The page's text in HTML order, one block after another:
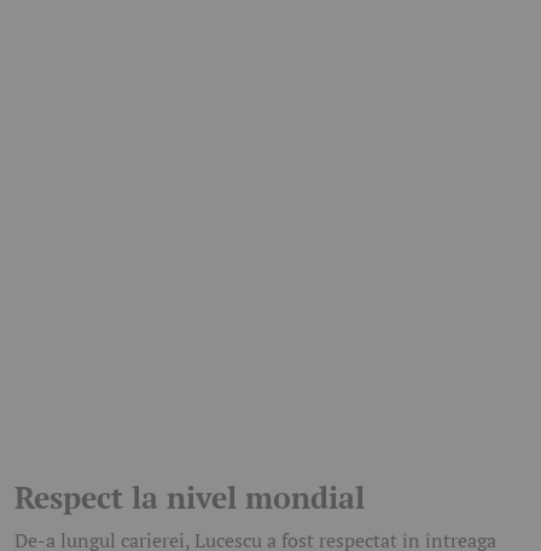
Respect la nivel mondial
De-a lungul carierei, Lucescu a fost respectat în întreaga